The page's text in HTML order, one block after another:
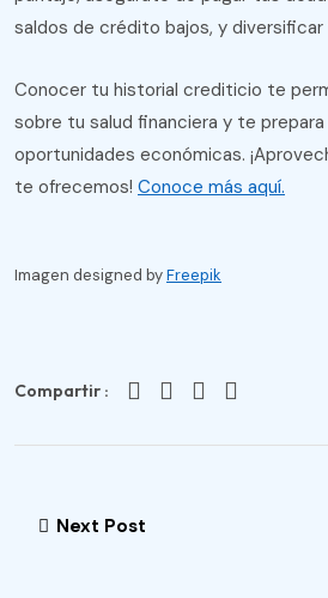
saldos de crédito bajos, y
Conocer tu historial crediticio te
sobre tu salud financiera y te
oportunidades económicas.
te ofrecemos! Conoce más aquí.
Imagen designed byFreepik
Compartir :
Next Post